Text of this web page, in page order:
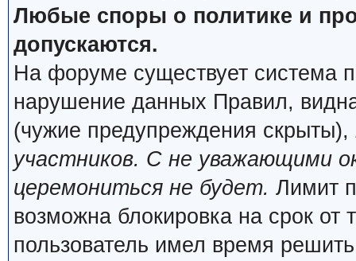
Любые споры о политике и
допускаются.
На форуме существует система
нарушение данных Правил,
(чужие предупреждения скрыты),
участников. С не уважающими
церемониться не будет. Лимит
возможна блокировка на срок от
пользователь имел время